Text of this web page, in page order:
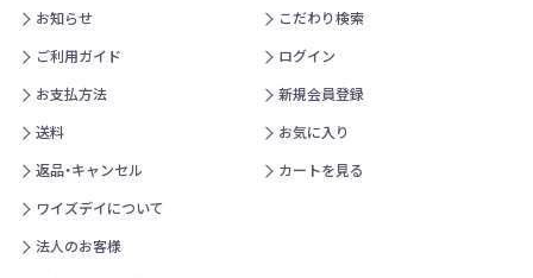
お知らせ
ご利用ガイド
お支払方法
送料
返品・キャンセル
ワイズデイについて
法人のお客様
こだわり検索
ログイン
新規会員登録
お気に入り
カートを見る